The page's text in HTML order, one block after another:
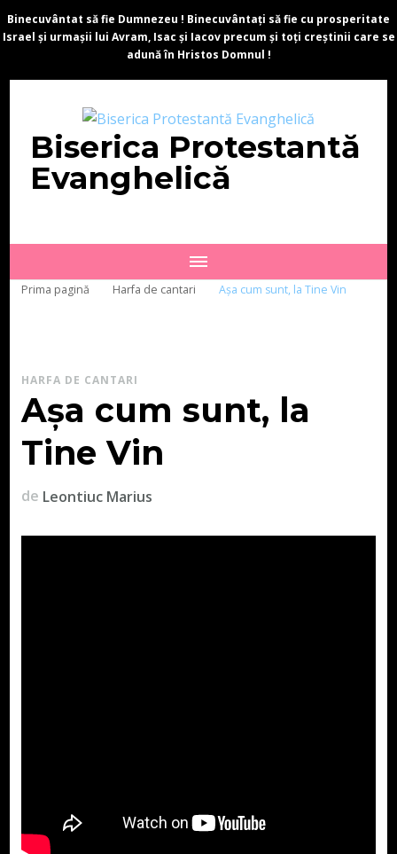
Binecuvântat să fie Dumnezeu ! Binecuvântați să fie cu prosperitate
Israel și urmașii lui Avram, Isac și Iacov precum și toți creștinii care se
adună în Hristos Domnul !
Biserica Protestantă
Evanghelică
Prima pagină Harfa de cantari Așa cum sunt, la Tine Vin
HARFA DE CANTARI
Așa cum sunt, la
Tine Vin
de Leontiuc Marius